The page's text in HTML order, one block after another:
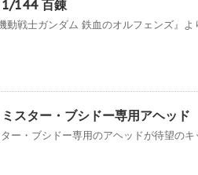
1/144 百錬
動戦士ガンダム 鉄血のオルフェンズ』
ミスター・ブシドー専用アヘッド
ター・ブシドー専用のアヘッドが待望の